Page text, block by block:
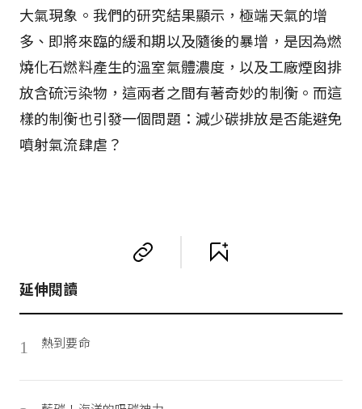
大氣現象。我們的研究結果顯示，極端天氣的增
多、即將來臨的緩和期以及隨後的暴增，是因為燃
燒化石燃料產生的溫室氣體濃度，以及工廠煙囪排
放含硫污染物，這兩者之間有著奇妙的制衡。而這
樣的制衡也引發一個問題：減少碳排放是否能避免
噴射氣流肆虐？
延伸閱讀
1 熱到要命